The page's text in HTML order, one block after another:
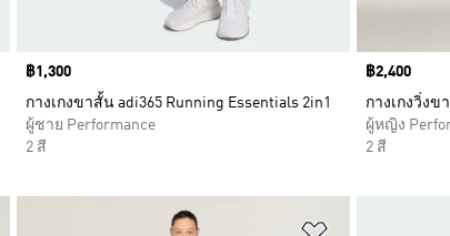
Price
฿1,300
กางเกงขาสั้น adi365 Running Essentials 2in1
ผู้ชาย Performance
2 สี
Price
฿2,400
กางเกงวิ่งข
ผู้หญิง
2 สี
เพิ่มไปยังรายการสินค้าโปรด เพิ่มไปยังราย